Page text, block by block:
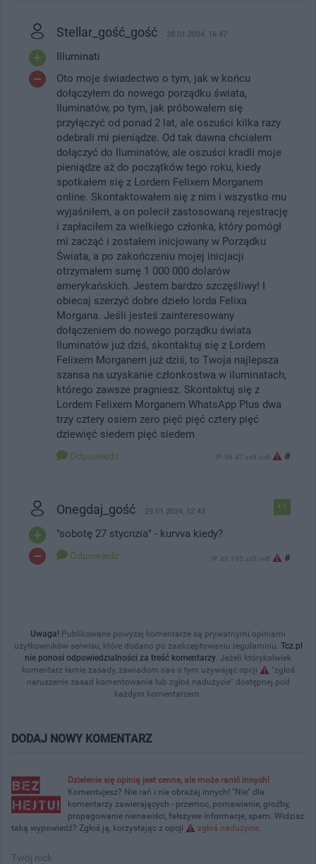
Stellar_gość_gość 28.01.2024, 16:47
Illuminati
Oto moje świadectwo o tym, jak w końcu
dołączyłem do nowego porządku świata,
Iluminatów, po tym, jak próbowałem się
przyłączyć od ponad 2 lat, ale oszuści kilka razy
odebrali mi pieniądze. Od tak dawna chciałem
dołączyć do Iluminatów, ale oszuści kradli moje
pieniądze aż do początków tego roku, kiedy
spotkałem się z Lordem Felixem Morganem
online. Skontaktowałem się z nim i wszystko mu
wyjaśniłem, a on polecił zastosowaną rejestrację
i zapłaciłem za wielkiego członka, który pomógł
mi zacząć i zostałem inicjowany w Porządku
Świata, a po zakończeniu mojej inicjacji
otrzymałem sumę 1 000 000 dolarów
amerykańskich. Jestem bardzo szczęśliwy! I
obiecaj szerzyć dobre dzieło lorda Felixa
Morgana. Jeśli jesteś zainteresowany
dołączeniem do nowego porządku świata
Iluminatów już dziś, skontaktuj się z Lordem
Felixem Morganem już dziś, to Twoja najlepsza
szansa na uzyskanie członkostwa w iluminatach,
którego zawsze pragniesz. Skontaktuj się z
Lordem Felixem Morganem WhatsApp Plus dwa
trzy cztery osiem zero pięć pięć cztery pięć
dziewięć siedem pięć siedem
Odpowiedz IP: 96.47.xx9.xx6 #
+1
Onegdaj_gość 29.01.2024, 12:43
"sobotę 27 stycnzia" - kurvva kiedy?
Odpowiedz IP: 46.165.xx0.xx8 #
Uwaga! Publikowane powyżej komentarze są prywatnymi opiniami
użytkowników serwisu, które dodano po zaakceptowaniu regulaminu. Tcz.pl
nie ponosi odpowiedzialności za treść komentarzy. Jeżeli którykolwiek
komentarz łamie zasady, zawiadom nas o tym używając opcji
"zgłoś
naruszenie zasad komentowania lub zgłoś nadużycie" dostępnej pod
każdym komentarzem.
DODAJ NOWY KOMENTARZ
Dzielenie się opinią jest cenne, ale może ranić innych!
Komentujesz? Nie rań i nie obrażaj innych! "Nie" dla
komentarzy zawierających - przemoc, pomawianie, groźby,
propagowanie nienawiści, fałszywe informacje, spam. Widzisz
taką wypowiedź? Zgłoś ją, korzystając z opcji
zgłoś nadużycie.
Twój nick